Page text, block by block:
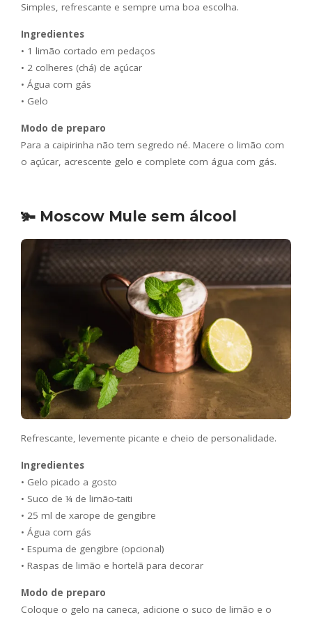
Simples, refrescante e sempre uma boa escolha.
Ingredientes
• 1 limão cortado em pedaços
• 2 colheres (chá) de açúcar
• Água com gás
• Gelo
Modo de preparo
Para a caipirinha não tem segredo né. Macere o limão com
o açúcar, acrescente gelo e complete com água com gás.
🫚 Moscow Mule sem álcool
Refrescante, levemente picante e cheio de personalidade.
Ingredientes
• Gelo picado a gosto
• Suco de ¼ de limão-taiti
• 25 ml de xarope de gengibre
• Água com gás
• Espuma de gengibre (opcional)
• Raspas de limão e hortelã para decorar
Modo de preparo
Coloque o gelo na caneca, adicione o suco de limão e o